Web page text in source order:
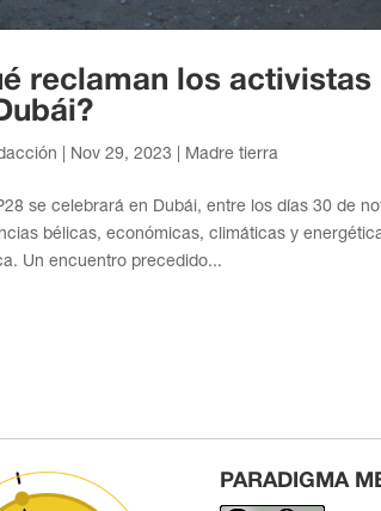
reclaman los activistas
Nov 29, 2023 Madre tierra
se celebrará en Dubái, entre los días 30 de
bélicas, económicas, climáticas y
Un encuentro precedido...
PARADIGMA